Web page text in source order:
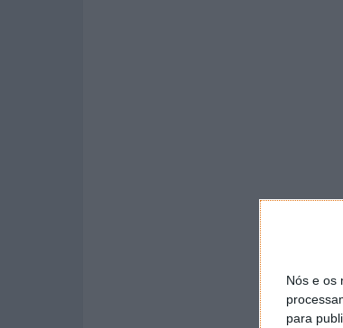
Nós e os
para